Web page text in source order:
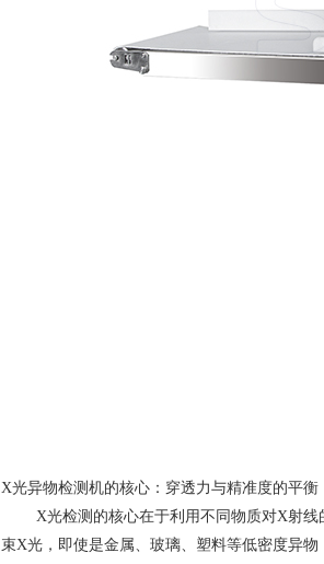
X光异物检测机的核心：穿透力与精准度的平衡
X光检测的核心在于利用不同物质对X射线
束X光，即使是金属、玻璃、塑料等低密度异